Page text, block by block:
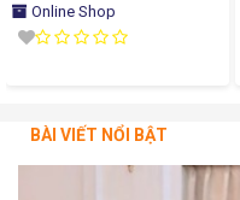
Online Shop
BÀI VIẾT NỔI BẬT